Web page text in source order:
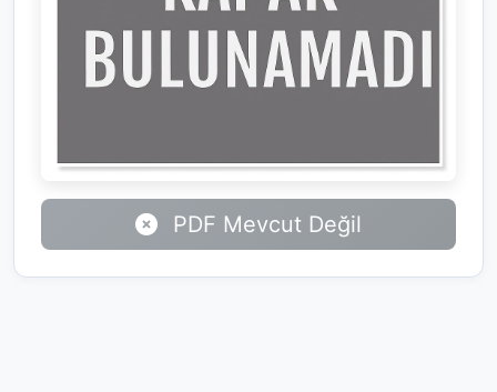
PDF Mevcut Değil